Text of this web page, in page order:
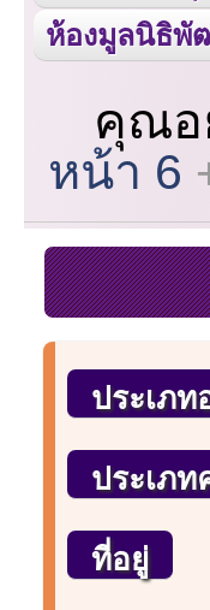
ห้องมูลนิธิพั
คุณอ
หน้า 6
ประเภท
ประเภ
ที่อยู่